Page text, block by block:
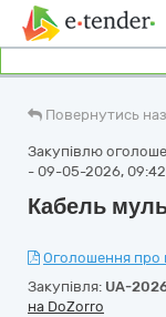
Повернутись
Закупівлю
- 09-05-2026, 09:42
Кабель
Оголошення про
Закупівля: UA-
на DoZorro